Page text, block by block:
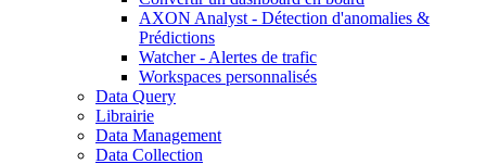
AXON Analyst - Détection d'anomalies &
Prédictions
Watcher - Alertes de trafic
Workspaces personnalisés
Data Query
Librairie
Data Management
Data Collection